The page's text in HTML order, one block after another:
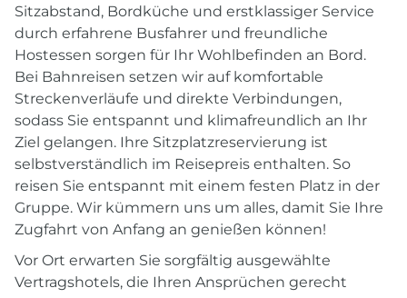
Sitzabstand, Bordküche und erstklassiger Service
durch erfahrene Busfahrer und freundliche
Hostessen sorgen für Ihr Wohlbefinden an Bord.
Bei Bahnreisen setzen wir auf komfortable
Streckenverläufe und direkte Verbindungen,
sodass Sie entspannt und klimafreundlich an Ihr
Ziel gelangen. Ihre Sitzplatzreservierung ist
selbstverständlich im Reisepreis enthalten. So
reisen Sie entspannt mit einem festen Platz in der
Gruppe. Wir kümmern uns um alles, damit Sie Ihre
Zugfahrt von Anfang an genießen können!
Vor Ort erwarten Sie sorgfältig ausgewählte
Vertragshotels, die Ihren Ansprüchen gerecht